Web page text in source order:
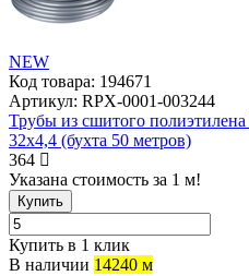
NEW
Код товара: 194671
Артикул: RPX-0001-003244
Трубы из сшитого
32х4,4 (бухта 50 метров)
364
Указана стоимость за 1 м!
Купить
Купить в 1 клик
В наличии 14240 м